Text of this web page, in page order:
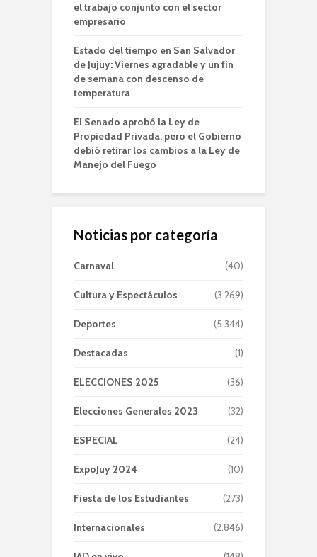
el trabajo conjunto con el sector
empresario
Estado del tiempo en San Salvador
de Jujuy: Viernes agradable y un fin
de semana con descenso de
temperatura
El Senado aprobó la Ley de
Propiedad Privada, pero el Gobierno
debió retirar los cambios a la Ley de
Manejo del Fuego
Noticias por categoría
Carnaval (40)
Cultura y Espectáculos (3.269)
Deportes (5.344)
Destacadas (1)
ELECCIONES 2025 (36)
Elecciones Generales 2023 (32)
ESPECIAL (24)
ExpoJuy 2024 (10)
Fiesta de los Estudiantes (273)
Internacionales (2.846)